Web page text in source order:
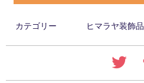
カテゴリー ヒマラヤ装飾品